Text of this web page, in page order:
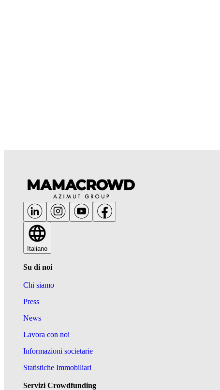
Italiano
Su di noi
Chi siamo
Press
News
Lavora con noi
Informazioni societarie
Statistiche Immobiliari
Servizi Crowdfunding